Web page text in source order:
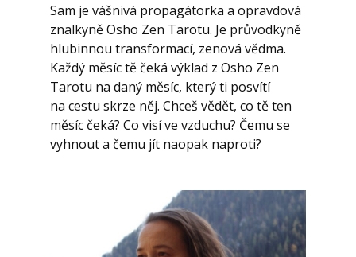
Sam je vášnivá propagátorka a opravdová
znalkyně Osho Zen Tarotu. Je průvodkyně
hlubinnou transformací, zenová vědma.
Každý měsíc tě čeká výklad z Osho Zen
Tarotu na daný měsíc, který ti posvítí
na cestu skrze něj. Chceš vědět, co tě ten
měsíc čeká? Co visí ve vzduchu? Čemu se
vyhnout a čemu jít naopak naproti?